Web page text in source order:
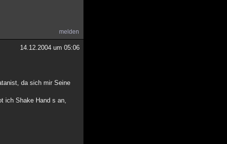
melden
14.12.2004 um 05:06
da sich mir Seine
ich Shake Hand s an,